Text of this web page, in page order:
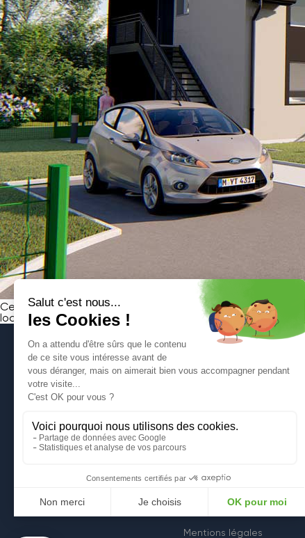
Ces derniers mois, les riverains de l’Allée des Mésanges
locataires ont pu emménager au début du mois de juillet
6, Rue de la Croix
Mentions légales